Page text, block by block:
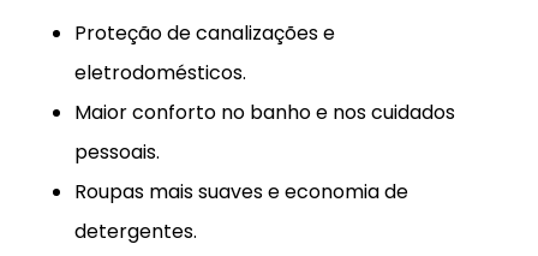
Proteção de canalizações e
eletrodomésticos.
Maior conforto no banho e nos cuidados
pessoais.
Roupas mais suaves e economia de
detergentes.